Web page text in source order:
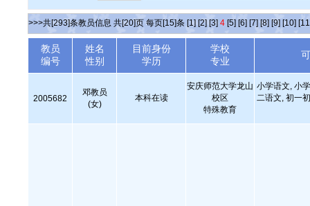
>>>共[293]条教员信息 共[20]页 每页[15]条 [1] [2] [3] 4 [5] [6] [7] [8] [9] [10]
教员
编号
姓名
性别
目前身份
学历
学校
专业
2005682
邓教员
(女)
本科在读
安庆师范大学龙山
校区
特殊教育
小学语文, 小
二语文, 初一